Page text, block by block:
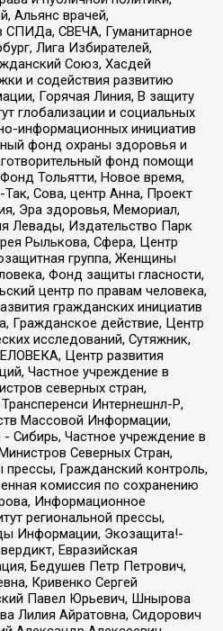
Альянс врачей,
СВЕЧА, Гуманитарное
Лига Избирателей,
Союз, Хасдей
и содействия развитию
Горячая Линия, В защиту
глобализации и социальных
информационных инициатив
фонд охраны здоровья и
фонд помощи
Тольятти, Новое время,
Так, Сова, центр Анна, Проект
Эра здоровья, Мемориал,
Левады, Издательство Парк
Рылькова, Сфера, Центр
группа, Женщины
Фонд защиты гласности,
центр по правам человека,
гражданских инициатив
Гражданское действие, Центр
исследований, Сутяжник,
Центр развития
Частное учреждение в
северных стран,
Интернешнл-Р,
Массовой Информации,
- Сибирь, Частное учреждение в
Северных Стран,
Гражданский контроль,
комиссия по сохранению
Информационное
региональной прессы,
Информации, Экозащита!-
Евразийская
Бедушев Петр Петрович,
Кривенко Сергей
Павел Юрьевич, Шнырова
Лилия Айратовна, Сидорович